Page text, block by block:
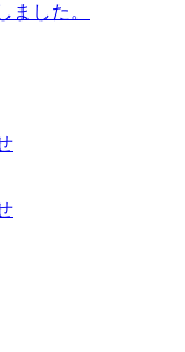
ました。